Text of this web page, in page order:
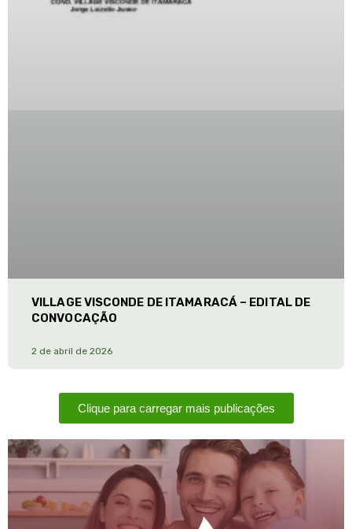
VILLAGE VISCONDE DE ITAMARACÁ – EDITAL DE
CONVOCAÇÃO
2 de abril de 2026
Clique para carregar mais publicações